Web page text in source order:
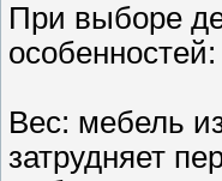
При выборе
особенностей:
Вес: мебель
затрудняет